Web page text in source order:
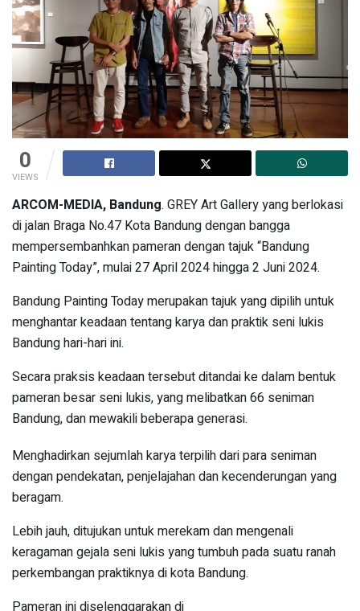
0
VIEWS
ARCOM-MEDIA, Bandung. GREY Art Gallery yang berlokasi
di jalan Braga No.47 Kota Bandung dengan bangga
mempersembanhkan pameran dengan tajuk “Bandung
Painting Today”, mulai 27 April 2024 hingga 2 Juni 2024.
Bandung Painting Today merupakan tajuk yang dipilih untuk
menghantar keadaan tentang karya dan praktik seni lukis
Bandung hari-hari ini.
Secara praksis keadaan tersebut ditandai ke dalam bentuk
pameran besar seni lukis, yang melibatkan 66 seniman
Bandung, dan mewakili beberapa generasi.
Menghadirkan sejumlah karya terpilih dari para seniman
dengan pendekatan, penjelajahan dan kecenderungan yang
beragam.
Lebih jauh, ditujukan untuk merekam dan mengenali
keragaman gejala seni lukis yang tumbuh pada suatu ranah
perkembangan praktiknya di kota Bandung.
Pameran ini diselenggarakan di